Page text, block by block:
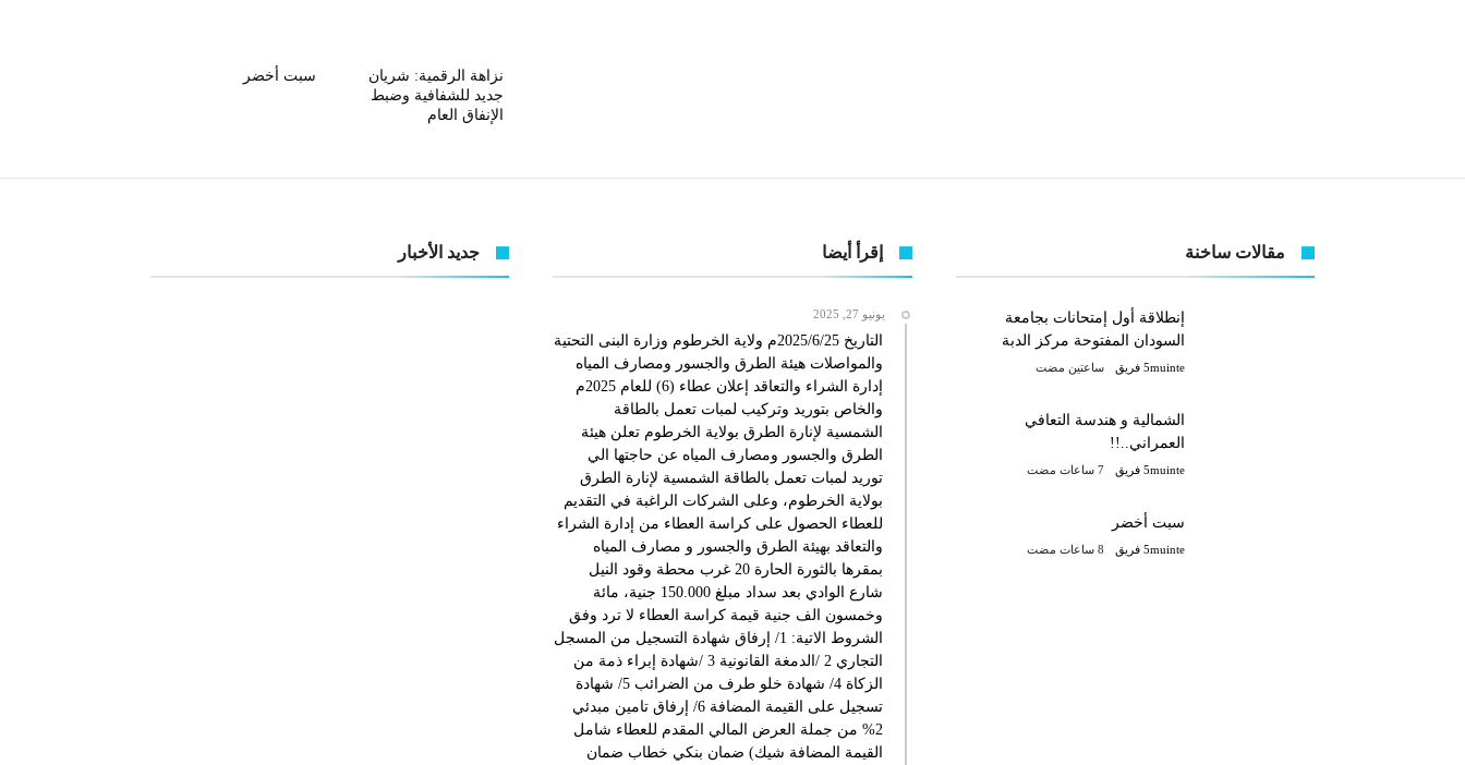
سبت أخضر
نزاهة الرقمية: شريان
جديد للشفافية وضبط
الإنفاق العام
مقالات ساخنة
إنطلاقة أول إمتحانات بجامعة
السودان المفتوحة مركز الدبة
5muinte فريق ‫‫‫‏‫ساعتين مضت‬
الشمالية و هندسة التعافي
العمراني..!!
5muinte فريق
سبت أخضر
5muinte فريق
إقرأ أيضا
يونيو 27, 2025
التاريخ 2025/6/25م ولاية الخرطوم وزارة البنى التحتية
والمواصلات هيئة الطرق والجسور ومصارف المياه
إدارة الشراء والتعاقد إعلان عطاء (6) للعام 2025م
والخاص بتوريد وتركيب لمبات تعمل بالطاقة
الشمسية لإنارة الطرق بولاية الخرطوم تعلن هيئة
الطرق والجسور ومصارف المياه عن حاجتها الي
توريد لمبات تعمل بالطاقة الشمسية لإنارة الطرق
بولاية الخرطوم، وعلى الشركات الراغبة في التقديم
للعطاء الحصول على كراسة العطاء من إدارة الشراء
والتعاقد بهيئة الطرق والجسور و مصارف المياه
بمقرها بالثورة الحارة 20 غرب محطة وقود النيل
شارع الوادي بعد سداد مبلغ 150.000 جنية، مائة
وخمسون الف جنية قيمة كراسة العطاء لا ترد وفق
الشروط الاتية: 1/ إرفاق شهادة التسجيل من المسجل
التجاري 2 /الدمغة القانونية 3 /شهادة إبراء ذمة من
الزكاة 4/ شهادة خلو طرف من الضرائب 5/ شهادة
تسجيل على القيمة المضافة 6/ إرفاق تامين مبدئي
2% من جملة العرض المالي المقدم للعطاء شامل
القيمة المضافة شيك) ضمان بنكي خطاب ضمان
جديد الأخبار